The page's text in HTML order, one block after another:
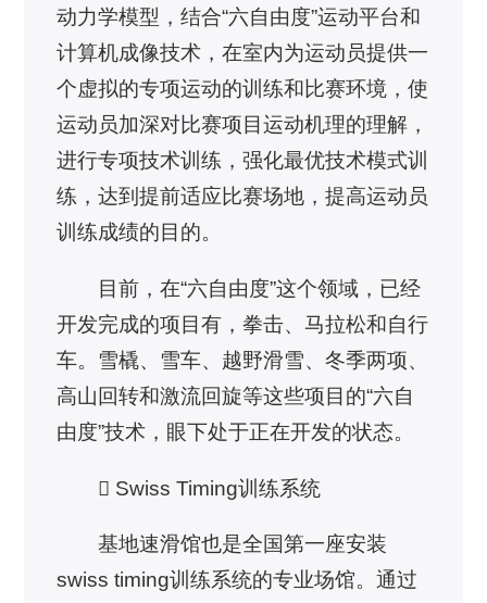
动力学模型，结合“六自由度”运动平台和
计算机成像技术，在室内为运动员提供一
个虚拟的专项运动的训练和比赛环境，使
运动员加深对比赛项目运动机理的理解，
进行专项技术训练，强化最优技术模式训
练，达到提前适应比赛场地，提高运动员
训练成绩的目的。
目前，在“六自由度”这个领域，已经
开发完成的项目有，拳击、马拉松和自行
车。雪橇、雪车、越野滑雪、冬季两项、
高山回转和激流回旋等这些项目的“六自
由度”技术，眼下处于正在开发的状态。
 Swiss Timing训练系统
基地速滑馆也是全国第一座安装
swiss timing训练系统的专业场馆。通过